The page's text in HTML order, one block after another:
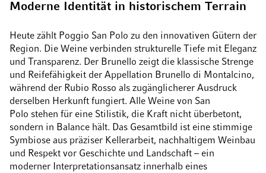
Moderne Identität in historischem Terrain
Heute zählt Poggio San Polo zu den innovativen Gütern der
Region. Die Weine verbinden strukturelle Tiefe mit Eleganz
und Transparenz. Der Brunello zeigt die klassische Strenge
und Reifefähigkeit der Appellation Brunello di Montalcino,
während der Rubio Rosso als zugänglicherer Ausdruck
derselben Herkunft fungiert. Alle Weine von San
Polo stehen für eine Stilistik, die Kraft nicht überbetont,
sondern in Balance hält. Das Gesamtbild ist eine stimmige
Symbiose aus präziser Kellerarbeit, nachhaltigem Weinbau
und Respekt vor Geschichte und Landschaft – ein
moderner Interpretationsansatz innerhalb eines